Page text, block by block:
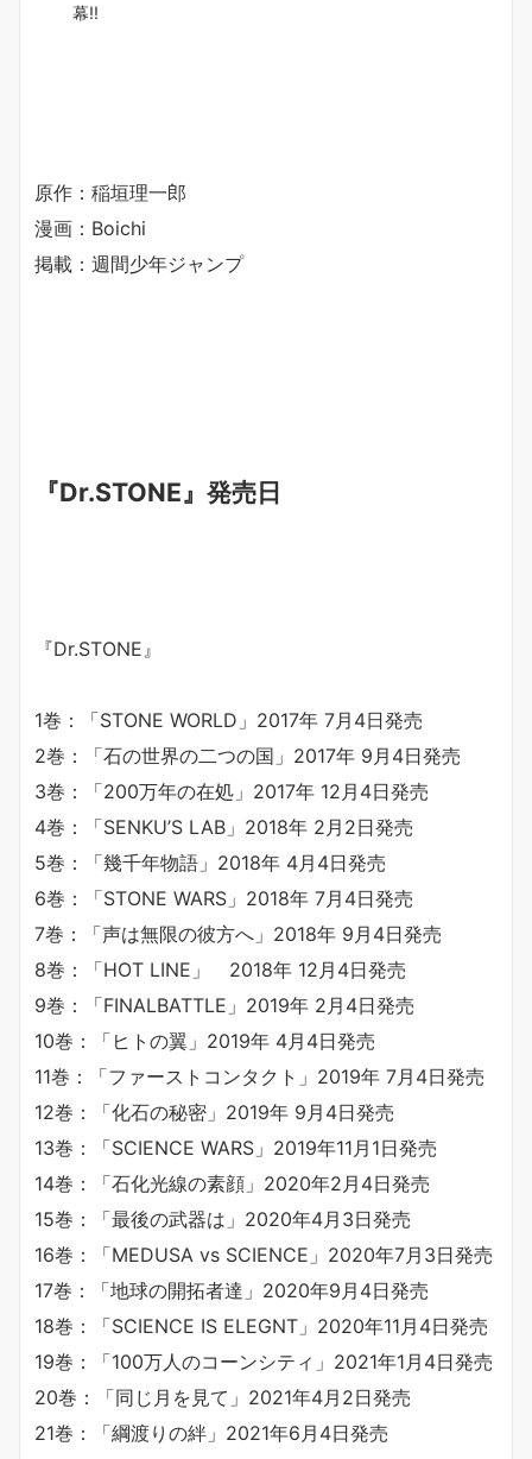
幕!!
原作：稲垣理一郎
漫画：Boichi
掲載：週間少年ジャンプ
『Dr.STONE』発売日
『Dr.STONE』
1巻：「STONE WORLD」2017年 7月4日発売
2巻：「石の世界の二つの国」2017年 9月4日発売
3巻：「200万年の在処」2017年 12月4日発売
4巻：「SENKU’S LAB」2018年 2月2日発売
5巻：「幾千年物語」2018年 4月4日発売
6巻：「STONE WARS」2018年 7月4日発売
7巻：「声は無限の彼方へ」2018年 9月4日発売
8巻：「HOT LINE」 2018年 12月4日発売
9巻：「FINALBATTLE」2019年 2月4日発売
10巻：「ヒトの翼」2019年 4月4日発売
11巻：「ファーストコンタクト」2019年 7月4日発売
12巻：「化石の秘密」2019年 9月4日発売
13巻：「SCIENCE WARS」2019年11月1日発売
14巻：「石化光線の素顔」2020年2月4日発売
15巻：「最後の武器は」2020年4月3日発売
16巻：「MEDUSA vs SCIENCE」2020年7月3日発売
17巻：「地球の開拓者達」2020年9月4日発売
18巻：「SCIENCE IS ELEGNT」2020年11月4日発売
19巻：「100万人のコーンシティ」2021年1月4日発売
20巻：「同じ月を見て」2021年4月2日発売
21巻：「綱渡りの絆」2021年6月4日発売